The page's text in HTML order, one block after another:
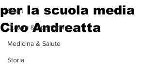
Sport
Cultura & Spettacolo
Medicina & Salute
Storia
per la scuola media
Ciro Andreatta